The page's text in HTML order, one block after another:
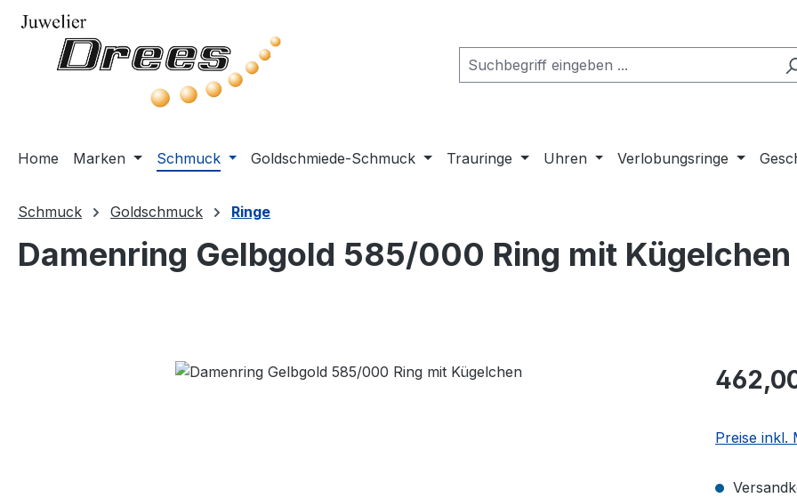
Hauptinhalt springen
Zur Suche springen
Zur Hauptnavigation springen
Home Marken Schmuck Goldschmiede-Schmuck Trauringe Uhren Verlobungsringe
Schmuck Goldschmuck Ringe
Damenring Gelbgold 585/000 Ring mit Kügelchen
Regulärer
Preise inkl.